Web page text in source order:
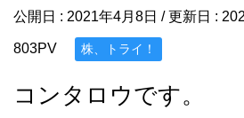
公開日 : 2021年4月8日 / 更新日 :
803PV 株、トライ！
コンタロウです。